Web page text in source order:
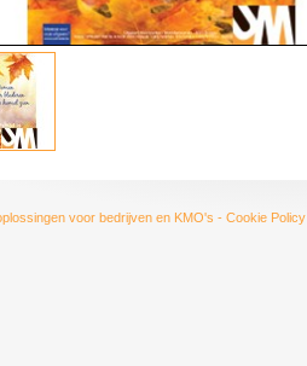
voor bedrijven en KMO's - Cookie Policy